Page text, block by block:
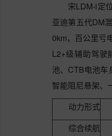
宋LDM-i定
亚迪第五代DM
0km，百公里亏
L2+级辅助驾驶
池、CTB电池车
智能阻尼悬架、
动力形式
综合续航